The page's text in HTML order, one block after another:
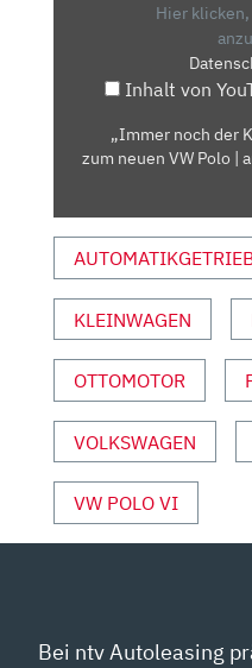
AUTO
MOTOR
UND
SPORT“
YOUTUBE
ANZEIGEN
Hier
Inhalt von
„Immer noch der
zum neuen VW Polo |
KLEINWAGEN
OTTOMOTOR
VOLKSWAGEN
VW POLO VI
Bei ntv Autoleasing